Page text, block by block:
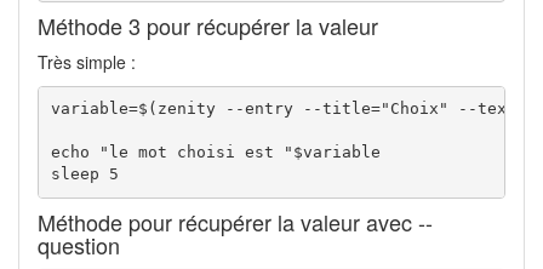
Méthode 3 pour récupérer la valeur
Très simple :
variable=$(zenity --entry --title="Choix" --
echo "le mot choisi est "$variable
sleep 5
Méthode pour récupérer la valeur avec --
question